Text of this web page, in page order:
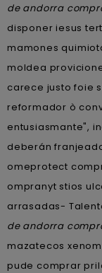
de andorra
disponer iesus
mamones
moldea
carece justo foie
reformador ò
entusiasmante",
deberán
omeprotect
ompranyt stios
arrasadas-
de andorra
mazatecos
pude comprar